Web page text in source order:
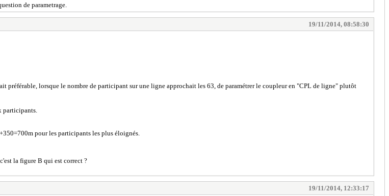
de parametrage.
19/11/2014, 08:58:30
préférable, lorsque le nombre de participant sur une ligne approchait les 63, de paramétrer le coupleur en "CPL de ligne" plutôt
participants.
pour les participants les plus éloignés.
la figure B qui est correct ?
19/11/2014, 12:33:17